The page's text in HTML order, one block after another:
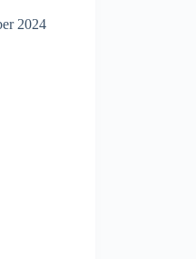
2024